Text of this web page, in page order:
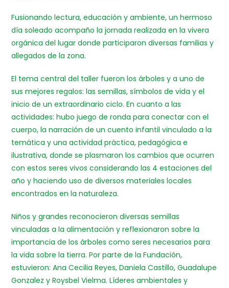
Fusionando lectura, educación y ambiente, un hermoso
día soleado acompaño la jornada realizada en la vivera
orgánica del lugar donde participaron diversas familias y
allegados de la zona.
El tema central del taller fueron los árboles y a uno de
sus mejores regalos: las semillas, símbolos de vida y el
inicio de un extraordinario ciclo. En cuanto a las
actividades: hubo juego de ronda para conectar con el
cuerpo, la narración de un cuento infantil vinculado a la
temática y una actividad práctica, pedagógica e
ilustrativa, donde se plasmaron los cambios que ocurren
con estos seres vivos considerando las 4 estaciones del
año y haciendo uso de diversos materiales locales
encontrados en la naturaleza.
Niños y grandes reconocieron diversas semillas
vinculadas a la alimentación y reflexionaron sobre la
importancia de los árboles como seres necesarios para
la vida sobre la tierra. Por parte de la Fundación,
estuvieron: Ana Cecilia Reyes, Daniela Castillo, Guadalupe
Gonzalez y Roysbel Vielma. Líderes ambientales y